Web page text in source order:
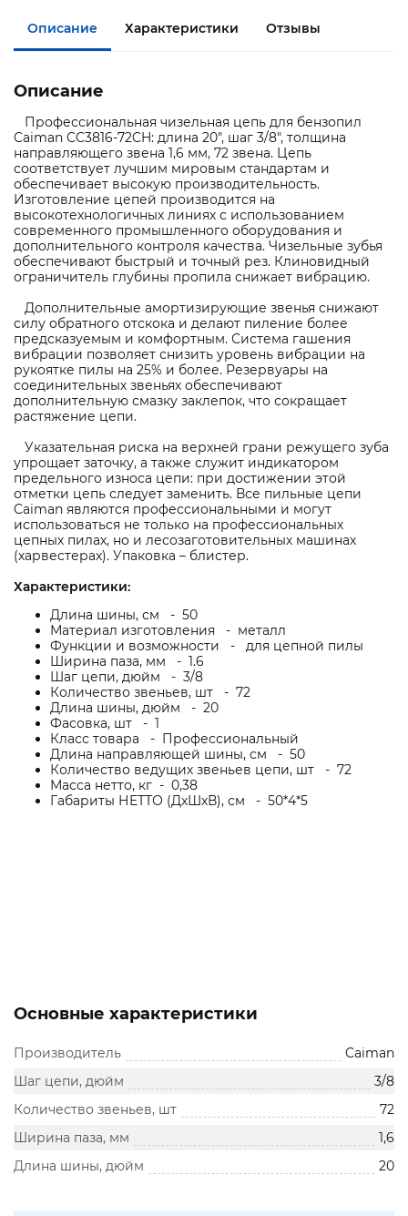
Описание Характеристики Отзывы
Описание
Профессиональная чизельная цепь для бензопил
Caiman CC3816-72CH: длина 20", шаг 3/8", толщина
направляющего звена 1,6 мм, 72 звена. Цепь
соответствует лучшим мировым стандартам и
обеспечивает высокую производительность.
Изготовление цепей производится на
высокотехнологичных линиях с использованием
современного промышленного оборудования и
дополнительного контроля качества. Чизельные зубья
обеспечивают быстрый и точный рез. Клиновидный
ограничитель глубины пропила снижает вибрацию.
Дополнительные амортизирующие звенья снижают
силу обратного отскока и делают пиление более
предсказуемым и комфортным. Система гашения
вибрации позволяет снизить уровень вибрации на
рукоятке пилы на 25% и более. Резервуары на
соединительных звеньях обеспечивают
дополнительную смазку заклепок, что сокращает
растяжение цепи.
Указательная риска на верхней грани режущего зуба
упрощает заточку, а также служит индикатором
предельного износа цепи: при достижении этой
отметки цепь следует заменить. Все пильные цепи
Caiman являются профессиональными и могут
использоваться не только на профессиональных
цепных пилах, но и лесозаготовительных машинах
(харвестерах). Упаковка – блистер.
Характеристики:
Длина шины, см - 50
Материал изготовления - металл
Функции и возможности - для цепной пилы
Ширина паза, мм - 1.6
Шаг цепи, дюйм - 3/8
Количество звеньев, шт - 72
Длина шины, дюйм - 20
Фасовка, шт - 1
Класс товара - Профессиональный
Длина направляющей шины, см - 50
Количество ведущих звеньев цепи, шт - 72
Масса нетто, кг - 0,38
Габариты НЕТТО (ДхШхВ), см - 50*4*5
Основные характеристики
Производитель
Caiman
Шаг цепи, дюйм
3/8
Количество звеньев, шт
72
Ширина паза, мм
1,6
Длина шины, дюйм
20